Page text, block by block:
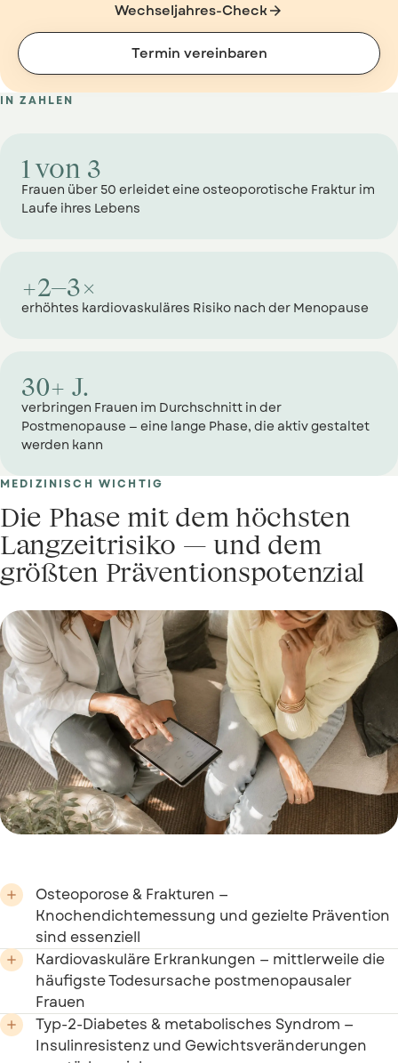
Wechseljahres-Check
Termin vereinbaren
IN ZAHLEN
1 von 3
Frauen über 50 erleidet eine osteoporotische Fraktur im
Laufe ihres Lebens
+2–3×
erhöhtes kardiovaskuläres Risiko nach der Menopause
30+ J.
verbringen Frauen im Durchschnitt in der
Postmenopause — eine lange Phase, die aktiv gestaltet
werden kann
MEDIZINISCH WICHTIG
Die Phase mit dem höchsten
Langzeitrisiko — und dem
größten Präventionspotenzial

Osteoporose & Frakturen —
Knochendichtemessung und gezielte Prävention
sind essenziell

Kardiovaskuläre Erkrankungen — mittlerweile die
häufigste Todesursache postmenopausaler
Frauen

Typ-2-Diabetes & metabolisches Syndrom —
Insulinresistenz und Gewichtsveränderungen